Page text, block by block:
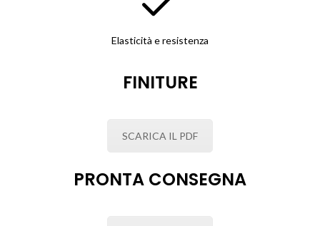
Elasticità e resistenza
FINITURE
SCARICA IL PDF
PRONTA CONSEGNA